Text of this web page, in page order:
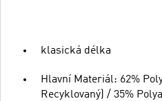
klasická délka
Hlavní Materiál: 62%
Recyklovaný) / 35%